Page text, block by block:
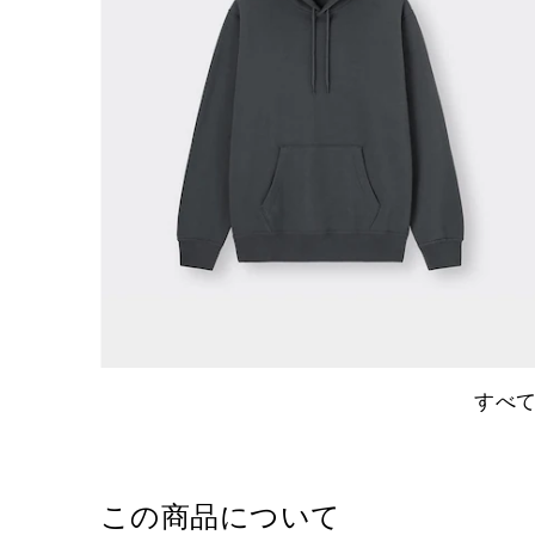
すべ
この商品について